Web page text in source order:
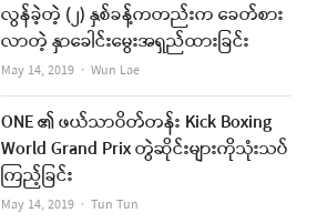
လွန်ခဲ့တဲ့ (၂) နှစ်ခန့်ကတည်းက ခေတ်စား
လာတဲ့ နှာခေါင်းမွေးအရှည်ထားခြင်း
May 14, 2019 Author
Wun Lae
ONE ၏ ဖယ်သာဝိတ်တန်း Kick Boxing
World Grand Prix တွဲဆိုင်းများကိုသုံးသပ်
ကြည့်ခြင်း
May 14, 2019 Author
Tun Tun